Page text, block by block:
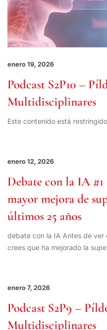
enero 19, 2026
Podcast S2P10 –
Multidisciplinares
Este contenido está
enero 12, 2026
Debate con la IA
mayor mejora de
últimos 25 años
debate con la IA Antes de ver
crees que ha mejorado la
enero 7, 2026
Podcast S2P9 –
Multidisciplinares